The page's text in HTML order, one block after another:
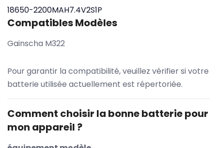
18650-2200MAH7.4V2S1P
Compatibles Modèles
Gainscha M322
Pour garantir la compatibilité, veuillez vérifier si votre
batterie utilisée actuellement est répertoriée.
Comment choisir la bonne batterie pour
mon appareil ?